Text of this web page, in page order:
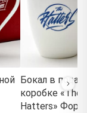
Бокал в
коробке «The
Hatters»